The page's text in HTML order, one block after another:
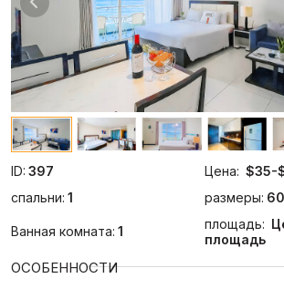
ID: 397 Цена: $35-
спальни: 1 размеры:
Ванная комната: 1 площадь:
площадь
ОСОБЕННОСТИ